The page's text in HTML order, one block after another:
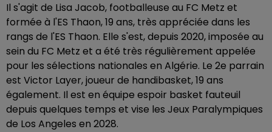
Il s'agit de Lisa Jacob, footballeuse au FC Metz et
formée à l'ES Thaon, 19 ans, très appréciée dans les
rangs de l'ES Thaon. Elle s'est, depuis 2020, imposée au
sein du FC Metz et a été très régulièrement appelée
pour les sélections nationales en Algérie. Le 2e parrain
est Victor Layer, joueur de handibasket, 19 ans
également. Il est en équipe espoir basket fauteuil
depuis quelques temps et vise les Jeux Paralympiques
de Los Angeles en 2028.